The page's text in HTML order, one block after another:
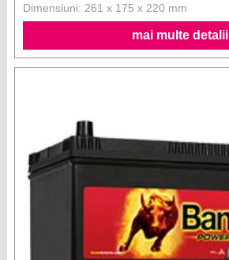
Dimensiuni: 261 x 175 x 220 mm
mai multe detalii